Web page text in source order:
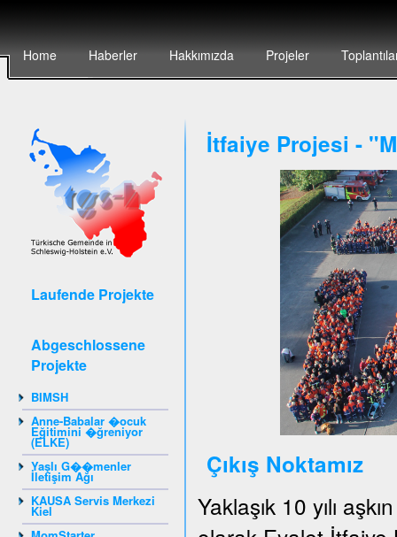
Home Haberler Hakkımızda Projeler
Laufende Projekte
Abgeschlossene
Projekte
BIMSH
Anne-Babalar �ocuk
Eğitimini �ğreniyor
(ELKE)
Yaşlı G��menler
İletişim Ağı
KAUSA Servis Merkezi
Kiel
İtfaiye Projesi -
Çıkış Noktamız
Yaklaşık 10 yılı